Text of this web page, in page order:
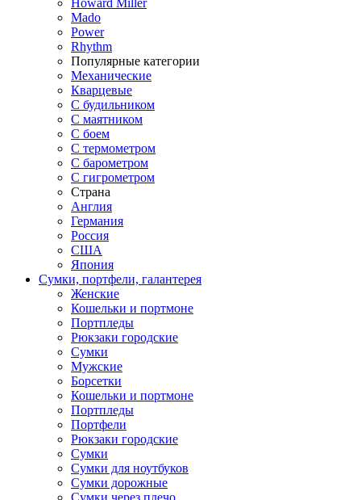
Howard Miller
Mado
Power
Rhythm
Популярные категории
Механические
Кварцевые
С будильником
С маятником
С боем
С термометром
С барометром
С гигрометром
Страна
Англия
Германия
Россия
США
Япония
Сумки, портфели, галантерея
Женские
Кошельки и портмоне
Портпледы
Рюкзаки городские
Сумки
Мужские
Борсетки
Кошельки и портмоне
Портпледы
Портфели
Рюкзаки городские
Сумки
Сумки для ноутбуков
Сумки дорожные
Сумки через плечо